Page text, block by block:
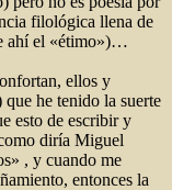
filológica llena de
ahí el «étimo»)…
ellos y
he tenido la suerte
esto de escribir y
diría Miguel
, y cuando me
entonces la